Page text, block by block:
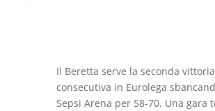
Il Beretta serve la seconda vittoria
consecutiva in Eurolega
Sepsi Arena per 58-70. Una gara